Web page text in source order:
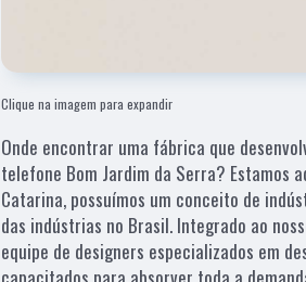
Clique na imagem para expandir
Onde encontrar uma fábrica que
telefone Bom Jardim da Serra? Estamos
Catarina, possuímos um conceito de
das indústrias no Brasil. Integrado ao
equipe de designers especializados em